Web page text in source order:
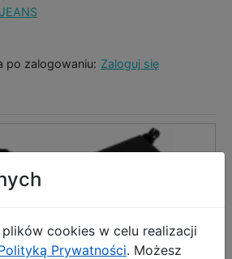
po zalogowaniu: Zaloguj się
cookies w celu realizacji
Prywatności. Możesz